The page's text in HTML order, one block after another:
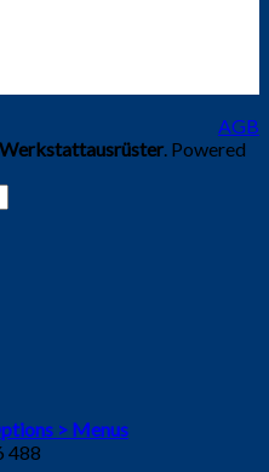
AGB
. Powered
> Menus
488